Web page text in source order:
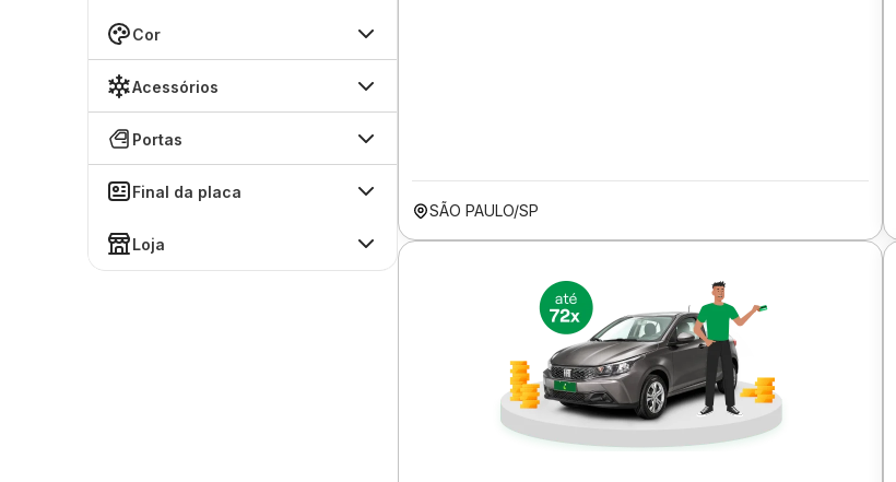
Cor
Acessórios
Portas
Final da placa
Loja
SÃO PAULO/SP